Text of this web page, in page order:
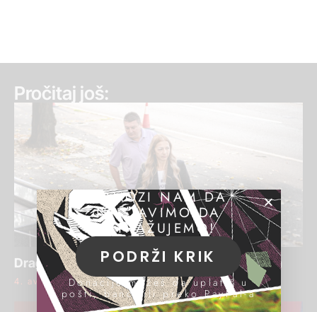
Pročitaj još:
Draginja Bajić ponovo osuđena za pranje para
4. avgust 2026.
POMOZI NAM DA
NASTAVIMO DA
ISTRAŽUJEMO!
PODRŽI KRIK
Donacije možeš da uplatiš u
pošti, banci ili preko PayPal-a